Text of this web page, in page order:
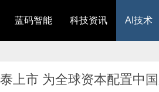
蓝码智能 科技资讯 AI技术
上市 为全球资本配置中